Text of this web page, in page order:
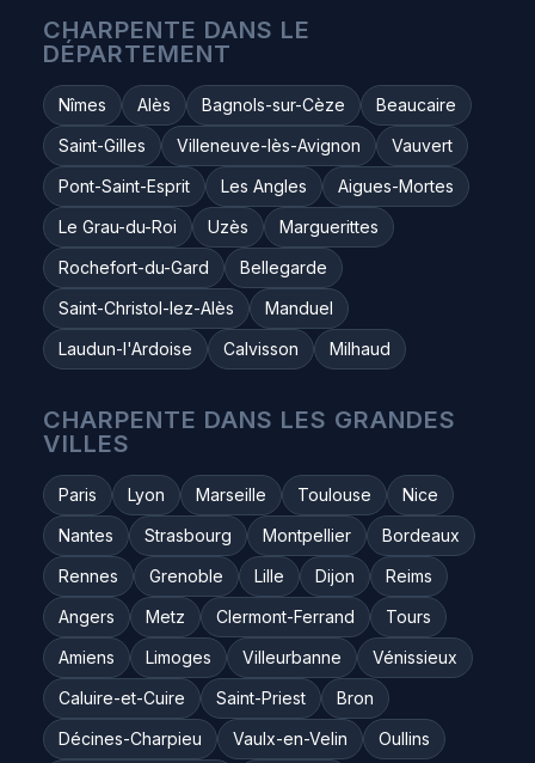
CHARPENTE DANS LE
DÉPARTEMENT
Nîmes Alès Bagnols-sur-Cèze
Beaucaire
Saint-Gilles
Villeneuve-lès-Avignon
Vauvert
Pont-Saint-Esprit
Les Angles
Aigues-Mortes
Le Grau-du-Roi
Uzès
Marguerittes
Rochefort-du-Gard
Bellegarde
Saint-Christol-lez-Alès
Manduel
Laudun-l'Ardoise
Calvisson Milhaud
CHARPENTE DANS LES GRANDES
VILLES
Paris Lyon Marseille Toulouse
Nice
Nantes
Strasbourg Montpellier
Bordeaux
Rennes
Grenoble Lille Dijon
Reims
Angers
Metz Clermont-Ferrand
Tours
Amiens
Limoges Villeurbanne
Vénissieux
Caluire-et-Cuire
Saint-Priest
Bron
Décines-Charpieu
Vaulx-en-Velin
Oullins